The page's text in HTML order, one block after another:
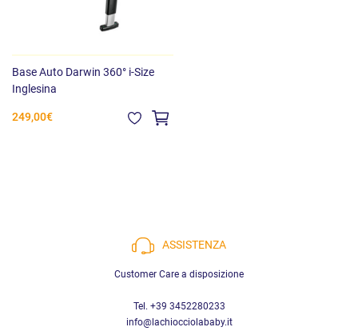
Base Auto Darwin 360° i-Size
Inglesina
249,00€
ASSISTENZA
Customer Care a disposizione
Tel. +39 3452280233
info@lachiocciolababy.it